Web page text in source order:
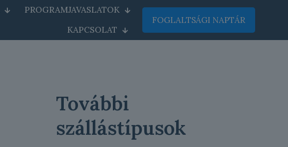
PROGRAMJAVASLATOK
KAPCSOLAT
FOGLALTSÁGI NAPTÁR
További
szállástípusok